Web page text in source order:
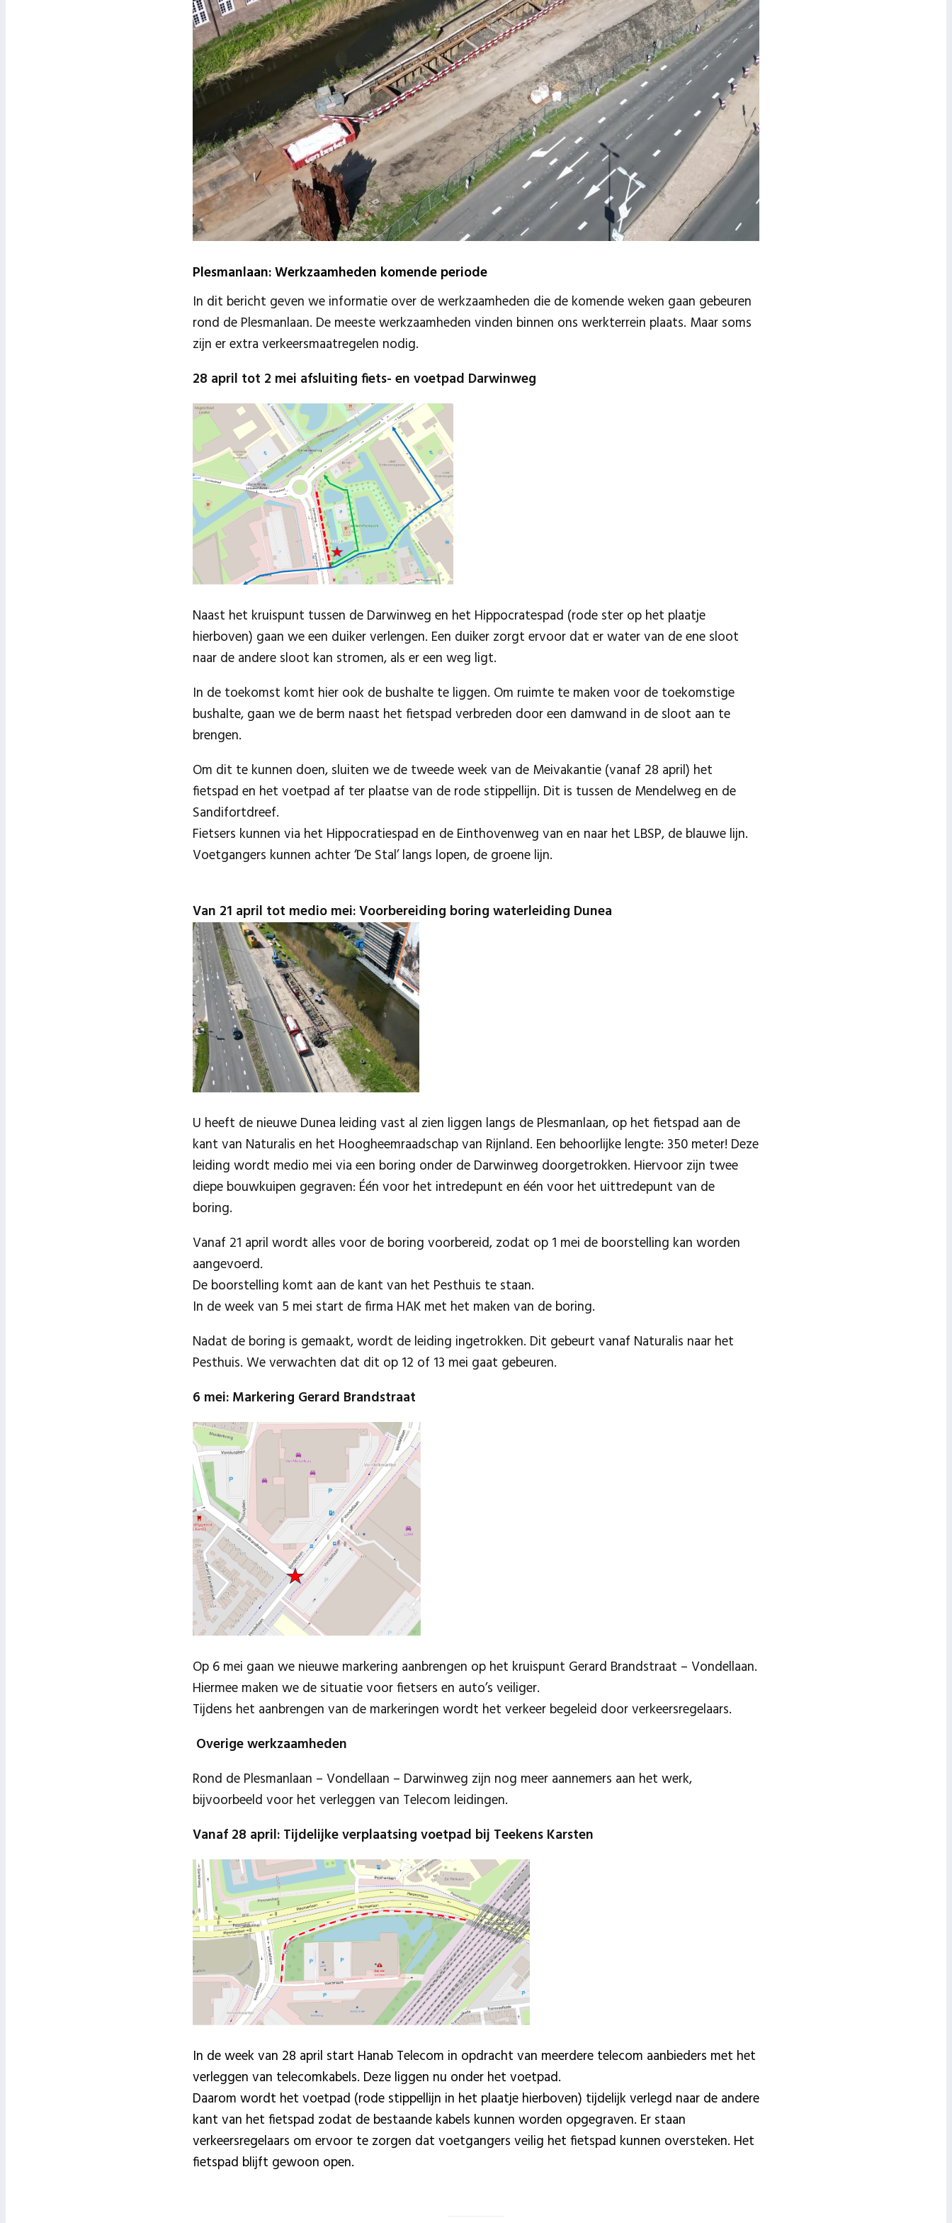
Plesmanlaan: Werkzaamheden komende periode
In dit bericht geven we informatie over de werkzaamheden die de komende weken gaan gebeuren
rond de Plesmanlaan. De meeste werkzaamheden vinden binnen ons werkterrein plaats. Maar soms
zijn er extra verkeersmaatregelen nodig.
28 april tot 2 mei afsluiting fiets- en voetpad Darwinweg
Naast het kruispunt tussen de Darwinweg en het Hippocratespad (rode ster op het plaatje
hierboven) gaan we een duiker verlengen. Een duiker zorgt ervoor dat er water van de ene sloot
naar de andere sloot kan stromen, als er een weg ligt.
In de toekomst komt hier ook de bushalte te liggen. Om ruimte te maken voor de toekomstige
bushalte, gaan we de berm naast het fietspad verbreden door een damwand in de sloot aan te
brengen.
Om dit te kunnen doen, sluiten we de tweede week van de Meivakantie (vanaf 28 april) het
fietspad en het voetpad af ter plaatse van de rode stippellijn. Dit is tussen de Mendelweg en de
Sandifortdreef.
Fietsers kunnen via het Hippocratiespad en de Einthovenweg van en naar het LBSP, de blauwe lijn.
Voetgangers kunnen achter ‘De Stal’ langs lopen, de groene lijn.
Van 21 april tot medio mei: Voorbereiding boring waterleiding Dunea
U heeft de nieuwe Dunea leiding vast al zien liggen langs de Plesmanlaan, op het fietspad aan de
kant van Naturalis en het Hoogheemraadschap van Rijnland. Een behoorlijke lengte: 350 meter! Deze
leiding wordt medio mei via een boring onder de Darwinweg doorgetrokken. Hiervoor zijn twee
diepe bouwkuipen gegraven: Één voor het intredepunt en één voor het uittredepunt van de
boring.
Vanaf 21 april wordt alles voor de boring voorbereid, zodat op 1 mei de boorstelling kan worden
aangevoerd.
De boorstelling komt aan de kant van het Pesthuis te staan.
In de week van 5 mei start de firma HAK met het maken van de boring.
Nadat de boring is gemaakt, wordt de leiding ingetrokken. Dit gebeurt vanaf Naturalis naar het
Pesthuis. We verwachten dat dit op 12 of 13 mei gaat gebeuren.
6 mei: Markering Gerard Brandstraat
Op 6 mei gaan we nieuwe markering aanbrengen op het kruispunt Gerard Brandstraat – Vondellaan.
Hiermee maken we de situatie voor fietsers en auto’s veiliger.
Tijdens het aanbrengen van de markeringen wordt het verkeer begeleid door verkeersregelaars.
Overige werkzaamheden
Rond de Plesmanlaan – Vondellaan – Darwinweg zijn nog meer aannemers aan het werk,
bijvoorbeeld voor het verleggen van Telecom leidingen.
Vanaf 28 april: Tijdelijke verplaatsing voetpad bij Teekens Karsten
In de week van 28 april start Hanab Telecom in opdracht van meerdere telecom aanbieders met het
verleggen van telecomkabels. Deze liggen nu onder het voetpad.
Daarom wordt het voetpad (rode stippellijn in het plaatje hierboven) tijdelijk verlegd naar de andere
kant van het fietspad zodat de bestaande kabels kunnen worden opgegraven. Er staan
verkeersregelaars om ervoor te zorgen dat voetgangers veilig het fietspad kunnen oversteken. Het
fietspad blijft gewoon open.